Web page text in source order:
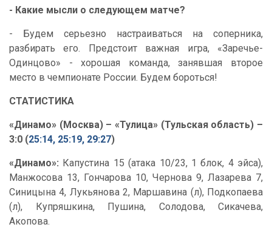
- Какие мысли о следующем матче?
- Будем серьезно настраиваться на соперника,
разбирать его. Предстоит важная игра, «Заречье-
Одинцово» - хорошая команда, занявшая второе
место в чемпионате России. Будем бороться!
СТАТИСТИКА
«Динамо» (Москва) – «Тулица» (Тульская область) –
3:0 (25:14, 25:19, 29:27)
«Динамо»: Капустина 15 (атака 10/23, 1 блок, 4 эйса),
Манжосова 13, Гончарова 10, Чернова 9, Лазарева 7,
Синицына 4, Лукьянова 2, Маршавина (л), Подкопаева
(л), Купряшкина, Пушина, Солодова, Сикачева,
Акопова.